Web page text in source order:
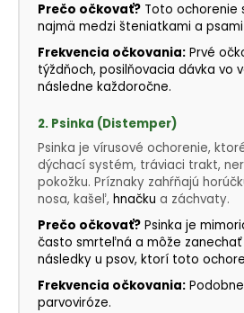
Prečo očkovať? Toto ochorenie
najmä medzi šteniatkami a
Frekvencia očkovania: Prvé
týždňoch, posilňovacia dávka vo
následne každoročne.
2. Psinka (Distemper)
Psinka je vírusové ochorenie,
dýchací systém, tráviaci trakt,
pokožku. Príznaky zahŕňajú
nosa, kašeľ, hnačku a záchvaty.
Prečo očkovať? Psinka je
často smrteľná a môže
následky u psov, ktorí toto
Frekvencia očkovania:
parvoviróze.